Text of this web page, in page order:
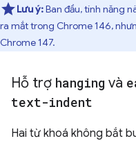
Lưu ý:Ban đầu, tính năng
ra mắt trong Chrome 146,
Chrome 147.
Hỗ trợ hanging và
text-indent
Hai từ khoá không bắt